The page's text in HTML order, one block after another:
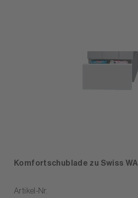
Komfortschublade zu Swiss WA
Artikel-Nr.